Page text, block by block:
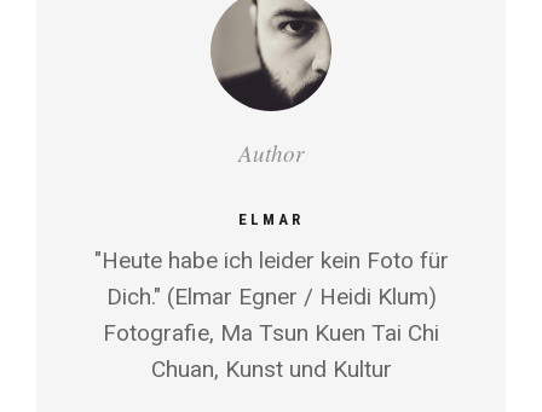
Author
ELMAR
"Heute habe ich leider kein Foto für
Dich." (Elmar Egner / Heidi Klum)
Fotografie, Ma Tsun Kuen Tai Chi
Chuan, Kunst und Kultur